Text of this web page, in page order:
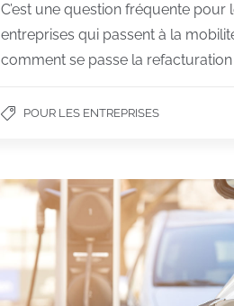
C’est une question fréquente pour
entreprises qui passent à la
comment se passe la refacturation
POUR LES ENTREPRISES